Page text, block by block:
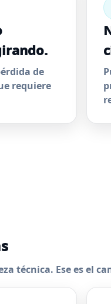
de
requiere
técnica. Ese es el